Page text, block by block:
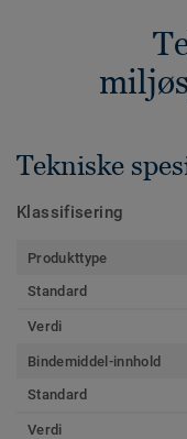
Tekniske
Klassifisering
Produkttype
Standard
Verdi
Bindemiddel-innhold
Standard
Verdi